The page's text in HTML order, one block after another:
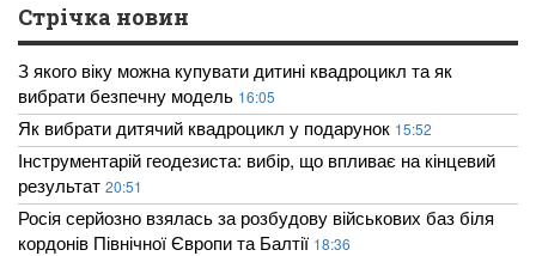
Стрічка новин
З якого віку можна купувати дитині квадроцикл та як
вибрати безпечну модель 16:05
Як вибрати дитячий квадроцикл у подарунок 15:52
Інструментарій геодезиста: вибір, що впливає на кінцевий
результат 20:51
Росія серйозно взялась за розбудову військових баз біля
кордонів Північної Європи та Балтії 18:36